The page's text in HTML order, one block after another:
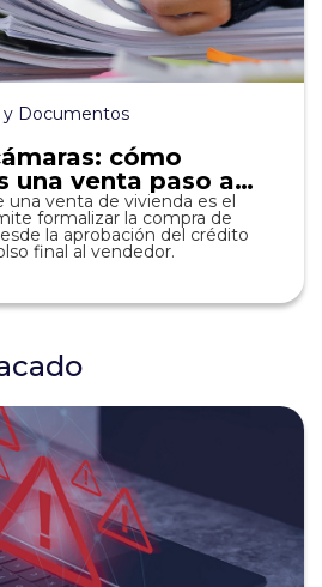
y Documentos
cómo
una venta paso a
una venta de vivienda es el
formalizar la compra de
la aprobación del crédito
final al vendedor.